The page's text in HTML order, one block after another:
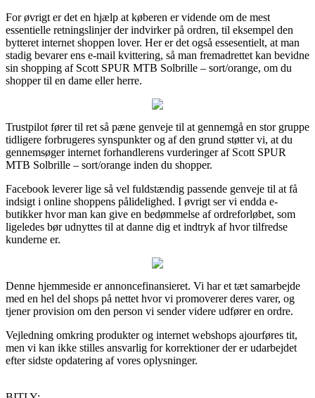
For øvrigt er det en hjælp at køberen er vidende om de mest
essentielle retningslinjer der indvirker på ordren, til eksempel den
bytteret internet shoppen lover. Her er det også essesentielt, at man
stadig bevarer ens e-mail kvittering, så man fremadrettet kan bevidne
sin shopping af Scott SPUR MTB Solbrille – sort/orange, om du
shopper til en dame eller herre.
Trustpilot fører til ret så pæne genveje til at gennemgå en stor gruppe
tidligere forbrugeres synspunkter og af den grund støtter vi, at du
gennemsøger internet forhandlerens vurderinger af Scott SPUR
MTB Solbrille – sort/orange inden du shopper.
Facebook leverer lige så vel fuldstændig passende genveje til at få
indsigt i online shoppens pålidelighed. I øvrigt ser vi endda e-
butikker hvor man kan give en bedømmelse af ordreforløbet, som
ligeledes bør udnyttes til at danne dig et indtryk af hvor tilfredse
kunderne er.
Denne hjemmeside er annoncefinansieret. Vi har et tæt samarbejde
med en hel del shops på nettet hvor vi promoverer deres varer, og
tjener provision om den person vi sender videre udfører en ordre.
Vejledning omkring produkter og internet webshops ajourføres tit,
men vi kan ikke stilles ansvarlig for korrektioner der er udarbejdet
efter sidste opdatering af vores oplysninger.